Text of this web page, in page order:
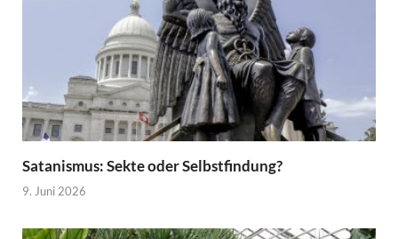
Satanismus: Sekte oder Selbstfindung?
9. Juni 2026